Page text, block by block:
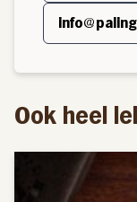
van het vak
heeft Johan in
een eigen
Het roken van
beslag, daarbij
Ook heel